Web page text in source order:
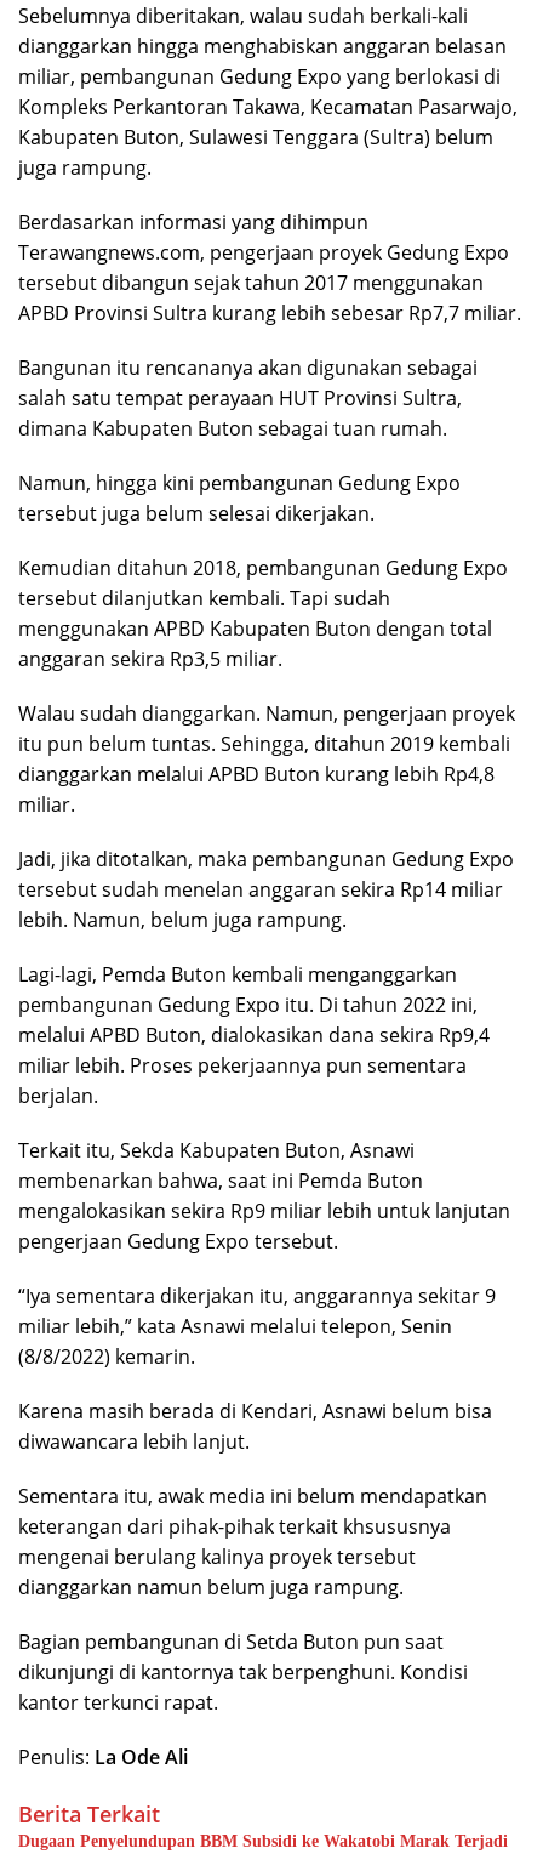
Sebelumnya diberitakan, walau sudah berkali-kali
dianggarkan hingga menghabiskan anggaran belasan
miliar, pembangunan Gedung Expo yang berlokasi di
Kompleks Perkantoran Takawa, Kecamatan Pasarwajo,
Kabupaten Buton, Sulawesi Tenggara (Sultra) belum
juga rampung.
Berdasarkan informasi yang dihimpun
Terawangnews.com, pengerjaan proyek Gedung Expo
tersebut dibangun sejak tahun 2017 menggunakan
APBD Provinsi Sultra kurang lebih sebesar Rp7,7 miliar.
Bangunan itu rencananya akan digunakan sebagai
salah satu tempat perayaan HUT Provinsi Sultra,
dimana Kabupaten Buton sebagai tuan rumah.
Namun, hingga kini pembangunan Gedung Expo
tersebut juga belum selesai dikerjakan.
Kemudian ditahun 2018, pembangunan Gedung Expo
tersebut dilanjutkan kembali. Tapi sudah
menggunakan APBD Kabupaten Buton dengan total
anggaran sekira Rp3,5 miliar.
Walau sudah dianggarkan. Namun, pengerjaan proyek
itu pun belum tuntas. Sehingga, ditahun 2019 kembali
dianggarkan melalui APBD Buton kurang lebih Rp4,8
miliar.
Jadi, jika ditotalkan, maka pembangunan Gedung Expo
tersebut sudah menelan anggaran sekira Rp14 miliar
lebih. Namun, belum juga rampung.
Lagi-lagi, Pemda Buton kembali menganggarkan
pembangunan Gedung Expo itu. Di tahun 2022 ini,
melalui APBD Buton, dialokasikan dana sekira Rp9,4
miliar lebih. Proses pekerjaannya pun sementara
berjalan.
Terkait itu, Sekda Kabupaten Buton, Asnawi
membenarkan bahwa, saat ini Pemda Buton
mengalokasikan sekira Rp9 miliar lebih untuk lanjutan
pengerjaan Gedung Expo tersebut.
“Iya sementara dikerjakan itu, anggarannya sekitar 9
miliar lebih,” kata Asnawi melalui telepon, Senin
(8/8/2022) kemarin.
Karena masih berada di Kendari, Asnawi belum bisa
diwawancara lebih lanjut.
Sementara itu, awak media ini belum mendapatkan
keterangan dari pihak-pihak terkait khsususnya
mengenai berulang kalinya proyek tersebut
dianggarkan namun belum juga rampung.
Bagian pembangunan di Setda Buton pun saat
dikunjungi di kantornya tak berpenghuni. Kondisi
kantor terkunci rapat.
Penulis: La Ode Ali
Berita Terkait
Dugaan Penyelundupan BBM Subsidi ke Wakatobi Marak Terjadi